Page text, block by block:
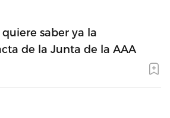
saber ya la
de la Junta de la AAA